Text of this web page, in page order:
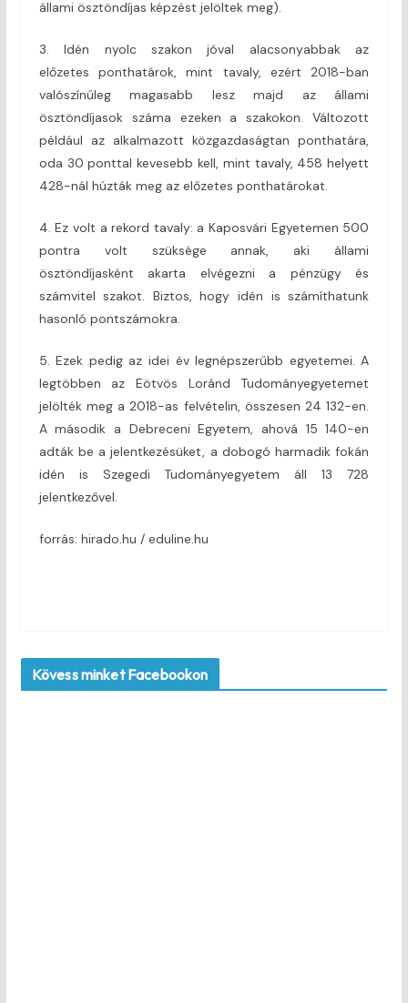
állami ösztöndíjas képzést jelöltek meg).
3. Idén nyolc szakon jóval alacsonyabbak az
előzetes ponthatárok, mint tavaly, ezért 2018-ban
valószínűleg magasabb lesz majd az állami
ösztöndíjasok száma ezeken a szakokon. Változott
például az alkalmazott közgazdaságtan ponthatára,
oda 30 ponttal kevesebb kell, mint tavaly, 458 helyett
428-nál húzták meg az előzetes ponthatárokat.
4. Ez volt a rekord tavaly: a Kaposvári Egyetemen 500
pontra volt szüksége annak, aki állami
ösztöndíjasként akarta elvégezni a pénzügy és
számvitel szakot. Biztos, hogy idén is számíthatunk
hasonló pontszámokra.
5. Ezek pedig az idei év legnépszerűbb egyetemei. A
legtöbben az Eötvös Loránd Tudományegyetemet
jelölték meg a 2018-as felvételin, összesen 24 132-en.
A második a Debreceni Egyetem, ahová 15 140-en
adták be a jelentkezésüket, a dobogó harmadik fokán
idén is Szegedi Tudományegyetem áll 13 728
jelentkezővel.
forrás: hirado.hu / eduline.hu
Kövess minket Facebookon